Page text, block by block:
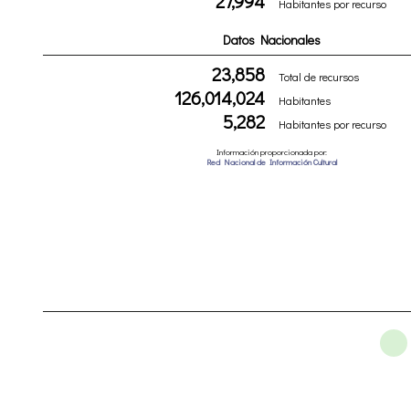
Habitantes por recurso
Datos Nacionales
23,858 Total de recursos
126,014,024 Habitantes
5,282 Habitantes por recurso
Información proporcionada por:
Red Nacional de Información Cultural